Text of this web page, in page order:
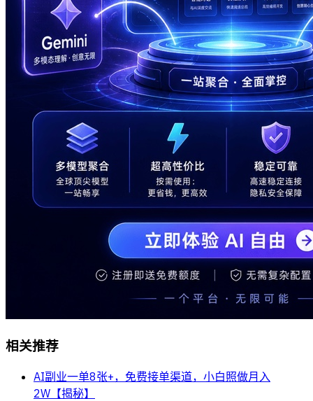
相关推荐
AI副业一单8张+，免费接单渠道，小白照做月入
2W【揭秘】